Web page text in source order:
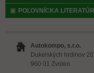
POĽOVNÍCKA
Autokompo, s.r.o.
Dukelských hrdinov 20
960 01 Zvolen